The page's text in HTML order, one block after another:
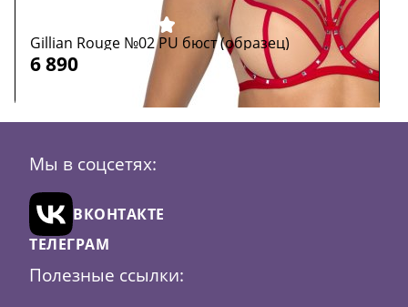
Gillian Rouge №02 PU бюст (образец)
6 890
Цвет: красный
Мы в соцсетях:
ВКОНТАКТЕ
ТЕЛЕГРАМ
Полезные ссылки: